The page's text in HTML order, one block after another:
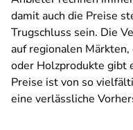
damit auch die Preise
Trugschluss sein. Die
auf regionalen
oder Holzprodukte gibt
Preise ist von so
eine verlässliche